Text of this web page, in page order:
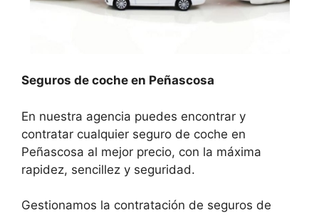
Seguros de coche en Peñascosa
En nuestra agencia puedes encontrar y
contratar cualquier seguro de coche en
Peñascosa al mejor precio, con la máxima
rapidez, sencillez y seguridad.
Gestionamos la contratación de seguros de